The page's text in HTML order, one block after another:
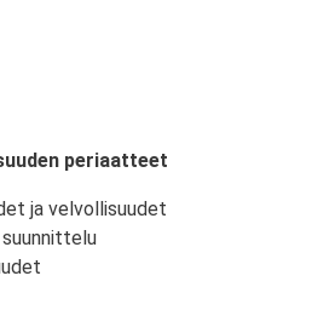
periaatteet
ja velvollisuudet